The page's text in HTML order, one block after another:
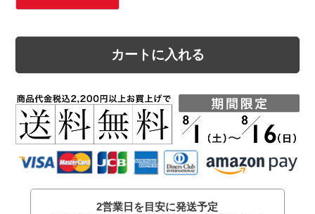
カートに入れる
2営業日を目安に発送予定